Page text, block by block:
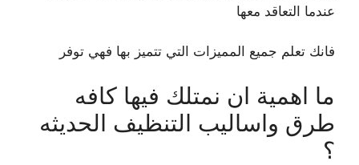
عندما التعاقد معها
فانك تعلم جميع المميزات التي تتميز بها فهي توفر
ما اهمية ان نمتلك فيها كافه
طرق واساليب التنظيف الحديثه
؟